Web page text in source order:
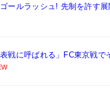
ールラッシュ! 先制を許す
表戦に呼ばれる」FC東京戦